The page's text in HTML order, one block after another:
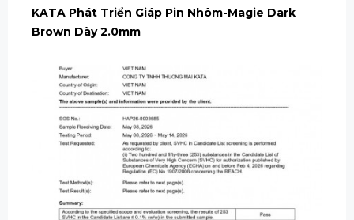
KATA Phát Triển Giáp Pin Nhôm-Magie Dark
Brown Dày 2.0mm